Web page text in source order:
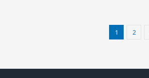
variations.
être
1 2